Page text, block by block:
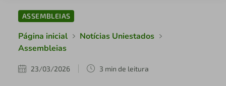
ASSEMBLEIAS
Página inicial
Notícias Uniestados
Assembleias
23/03/2026 3 min de leitura